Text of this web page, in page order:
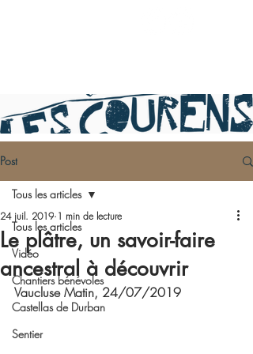
Post
Tous les articles
Vidéo
Chantiers bénévoles
Castellas de Durban
Sentier
Tous les articles
Le plâtre, un savoir-faire
ancestral à découvrir
24 juil. 2019 1 min de lecture
Vaucluse Matin, 24/07/2019